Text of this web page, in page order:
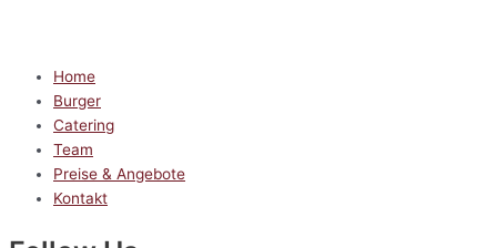
Home
Burger
Catering
Team
Preise & Angebote
Kontakt